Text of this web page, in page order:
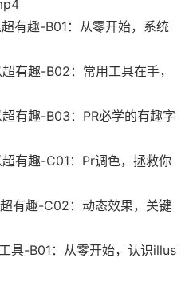
有趣-B01：从零开始，系统
有趣-B02：常用工具在手，
有趣-B03：PR必学的有趣字
有趣-C01：Pr调色，拯救你
有趣-C02：动态效果，关键
具-B01：从零开始，认识illus